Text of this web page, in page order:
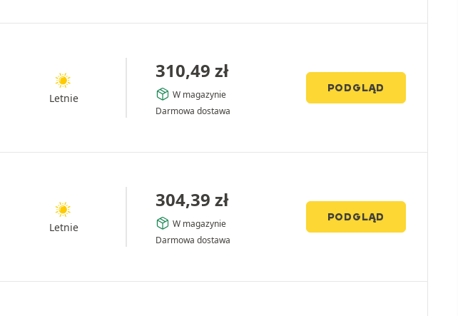
Letnie
310,49 zł
W magazynie
Darmowa dostawa
PODGLĄD
Letnie
304,39 zł
W magazynie
Darmowa dostawa
PODGLĄD